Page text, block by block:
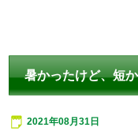
暑かったけど、短
2021年08月31日